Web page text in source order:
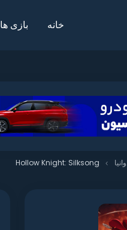
خانه بازی ها
Hollow Knight: Silksong